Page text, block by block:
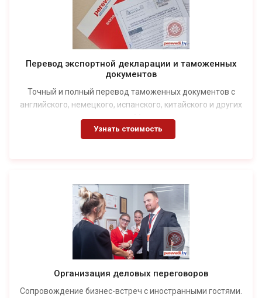
Перевод экспортной декларации и таможенных
документов
Точный и полный перевод таможенных документов с
английского, немецкого, испанского, китайского и других
языков в Минске.
Узнать стоимость
Организация деловых переговоров
Сопровождение бизнес-встреч с иностранными гостями.